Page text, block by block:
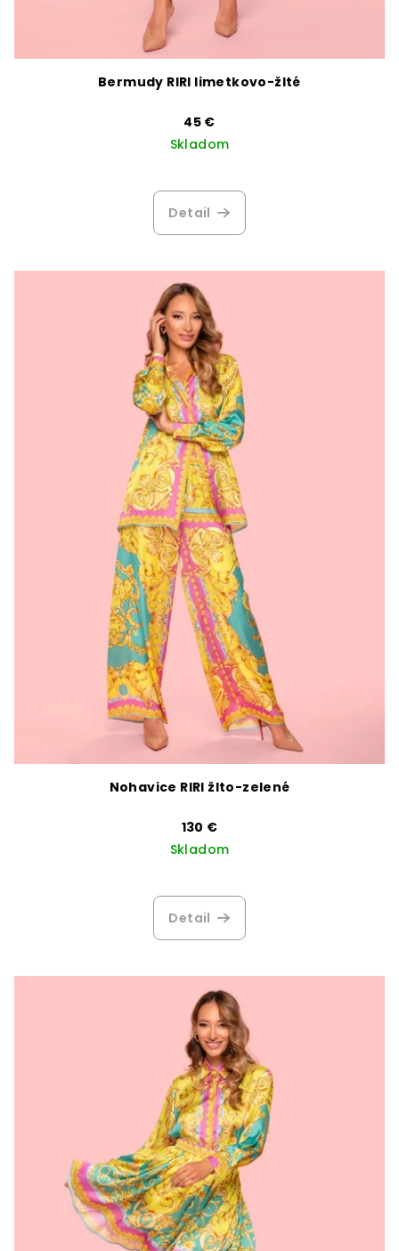
Bermudy RIRI limetkovo-žlté
45 €
Skladom
Detail
Nohavice RIRI žlto-zelené
130 €
Skladom
Detail